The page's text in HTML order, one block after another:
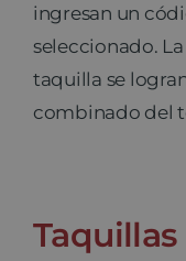
ingresan un
seleccionado.
taquilla se
combinado del
Taquillas